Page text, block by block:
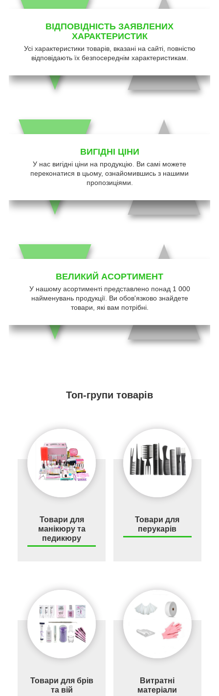
ВІДПОВІДНІСТЬ ЗАЯВЛЕНИХ
ХАРАКТЕРИСТИК
Усі характеристики товарів, вказані на сайті, повністю
відповідають їх безпосереднім характеристикам.
ВИГІДНІ ЦІНИ
У нас вигідні ціни на продукцію. Ви самі можете
переконатися в цьому, ознайомившись з нашими
пропозиціями.
ВЕЛИКИЙ АСОРТИМЕНТ
У нашому асортименті представлено понад 1 000
найменувань продукції. Ви обов'язково знайдете
товари, які вам потрібні.
Топ-групи товарів
Товари для
манікюру та
педикюру
Товари для
перукарів
Товари для брів
та вій
Витратні
матеріали